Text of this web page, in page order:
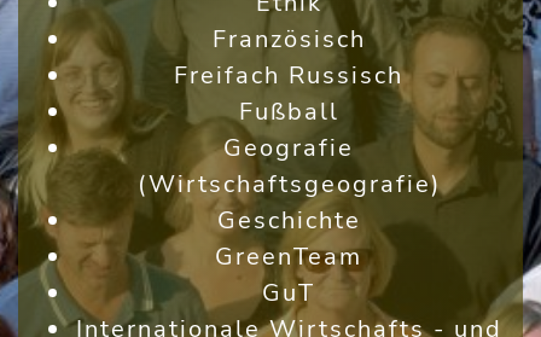
Französisch
Freifach Russisch
Fußball
Geografie
(Wirtschaftsgeografie)
Geschichte
GreenTeam
GuT
Internationale Wirtschafts - und